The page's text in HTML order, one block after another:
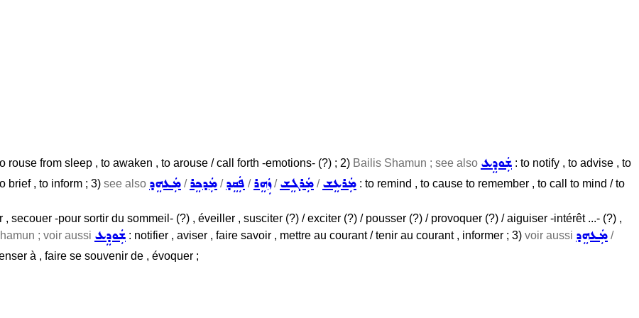
rouse from sleep , to awaken , to arouse / call forth -emotions- (?) ; 2) Bailis Shamun ; see also ܫܲܘܕܸܥ : to notify , to advise , to
brief , to inform ; 3) see also ܡܲܥܗܸܕ /ܡܲܕܟܸܪ /ܦܲܩܸܕ /ܙܲܗܸܪ/ܡܲܪܓܸܫ /ܡܲܪܥܸܫ : to remind , to cause to remember , to call to mind / to
secouer -pour sortir du sommeil- (?) , éveiller , susciter (?) / exciter (?) / pousser (?) / provoquer (?) / aiguiser -intérêt ...- (?) ,
; voir aussi ܫܲܘܕܸܥ : notifier , aviser , faire savoir , mettre au courant / tenir au courant , informer ; 3) voir aussi ܡܲܥܗܸܕ /
à , faire se souvenir de , évoquer ;